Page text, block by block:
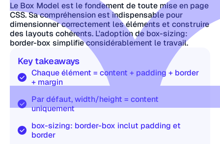
Le Box Model est le fondement de toute mise en page
CSS. Sa compréhension est indispensable pour
dimensionner correctement les éléments et construire
des layouts cohérents. L'adoption de box-sizing:
border-box simplifie considérablement le travail.
Key takeaways
Chaque élément = content + padding + border
+ margin
Par défaut, width/height = content
uniquement
box-sizing: border-box inclut padding et
border